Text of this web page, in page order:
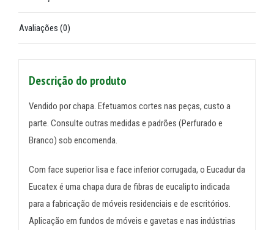
Avaliações (0)
Descrição do produto
Vendido por chapa. Efetuamos cortes nas peças, custo a
parte. Consulte outras medidas e padrões (Perfurado e
Branco) sob encomenda.
Com face superior lisa e face inferior corrugada, o Eucadur da
Eucatex é uma chapa dura de fibras de eucalipto indicada
para a fabricação de móveis residenciais e de escritórios.
Aplicação em fundos de móveis e gavetas e nas indústrias